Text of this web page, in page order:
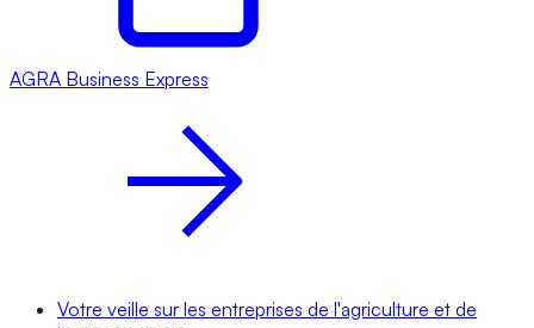
AGRA Business Express
Votre veille sur les entreprises de l'agriculture et de